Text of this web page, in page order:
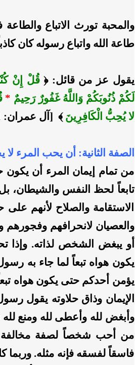
والمحبة تورث الاتباع
طاعة الله واتباع رسوله كان
يقول عز من قائل: ﴿قُلْ إِنْ
لَكُمْ ذُنُوبَكُمْ وَاللَّهُ غَفُورٌ رَحِيمٌ *
لا يُحِبُّ الْكَافِرِينَ ﴾ [آل عمران: 31-32].
الصفة الثانية: أن يحب المرء لا
من تمام إيمان المرء أن يكون
تابعاً لحظ النفس والشيطان،
الاستقامة والصلاح لأنهم
والعصيان لانحرافهم
أو يبغض الشخص لذاته. وإذا
يكون هواه تبعاً لما جاء به
يؤمن أحدكم حتى يكون هواه
الإيمان وذاق حلاوته يقول
وأبغض لله وأعطى لله ومنع
من أحب شخصاً لصفة مخالفة
فاسقاً لفسقه فإنه مثله.